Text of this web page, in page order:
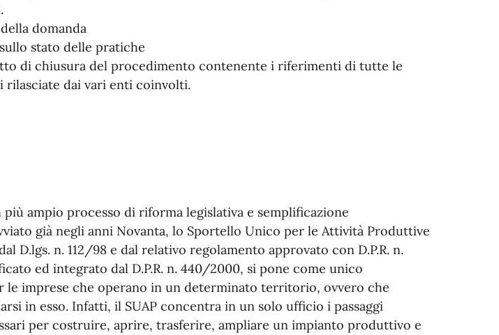
domanda
stato delle pratiche
di chiusura del procedimento contenente i riferimenti di tutte le
rilasciate dai vari enti coinvolti.
ampio processo di riforma legislativa e semplificazione
già negli anni Novanta, lo Sportello Unico per le Attività Produttive
D.lgs. n. 112/98 e dal relativo regolamento approvato con D.P.R. n.
ed integrato dal D.P.R. n. 440/2000, si pone come unico
imprese che operano in un determinato territorio, ovvero che
in esso. Infatti, il SUAP concentra in un solo ufficio i passaggi
per costruire, aprire, trasferire, ampliare un impianto produttivo e